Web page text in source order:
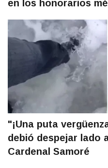
en los honorarios
"¡Una puta
debió despejar lado
Cardenal Samoré